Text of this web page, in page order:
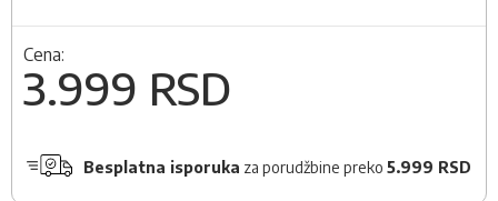
Cena:
3.999 RSD
Besplatna isporuka za porudžbine preko 5.999 RSD